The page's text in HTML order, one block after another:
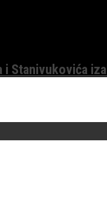
i Stanivukovića